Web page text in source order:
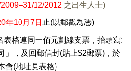
2009–31/12/2012 之出生人士)
年10月7日 止(以郵戳為憑)
表格連同一佰元劃線支票，抬頭寫:
」，及回郵信封(貼上$2郵票)，於
會(地址見表格)